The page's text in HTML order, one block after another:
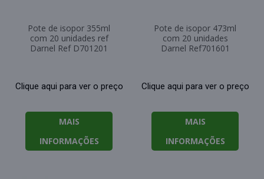
Pote de isopor 355ml
com 20 unidades ref
Darnel Ref D701201
Clique aqui para ver o preço
MAIS
INFORMAÇÕES
Pote de isopor 473ml
com 20 unidades
Darnel Ref701601
Clique aqui para ver o preço
MAIS
INFORMAÇÕES